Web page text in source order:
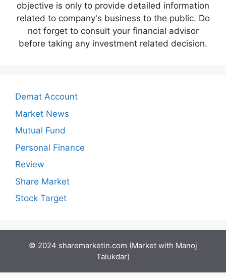
objective is only to provide detailed information
related to company's business to the public. Do
not forget to consult your financial advisor
before taking any investment related decision.
Demat Account
Market News
Mutual Fund
Personal Finance
Review
Share Market
Stock Target
© 2024 sharemarketin.com (Market with Manoj
Talukdar)